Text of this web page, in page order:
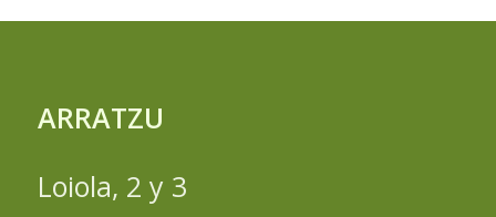
ARRATZU
Loiola, 2 y 3